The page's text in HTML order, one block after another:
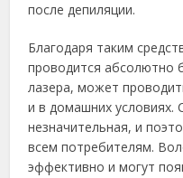
после депиляции.
Благодаря таким
проводится абсолютно
лазера, может
и в домашних условиях.
незначительная, и
всем потребителям.
эффективно и могут